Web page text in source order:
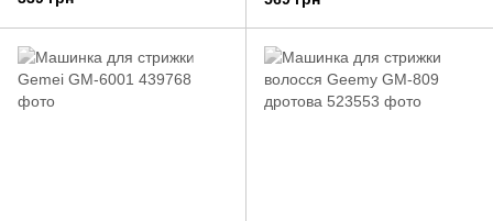
окантовочний тример для
бороди, носа і вух